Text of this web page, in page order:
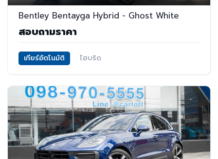
Bentley Bentayga Hybrid - Ghost White
สอบถามราคา
เกียร์อัตโนมัติ ไฮบริด